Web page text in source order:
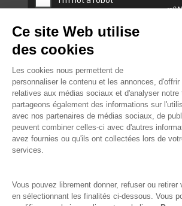
MODÉRATION.